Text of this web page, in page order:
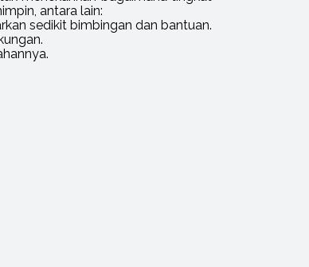
antara lain:
sedikit bimbingan dan bantuan.